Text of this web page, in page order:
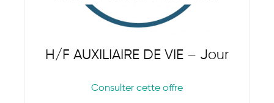
H/F AUXILIAIRE DE VIE – Jour
Consulter cette offre